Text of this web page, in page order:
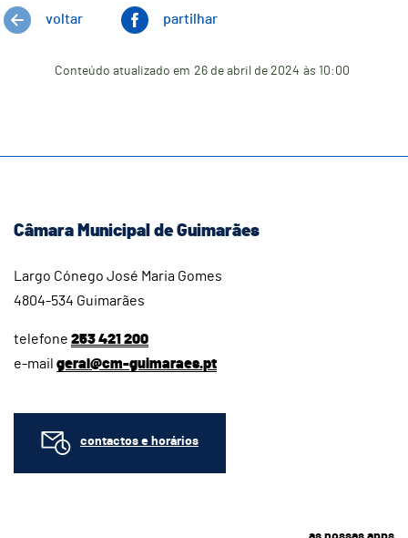
voltar partilhar
Conteúdo atualizado em 26 de abril de 2024 às 10:00
Câmara Municipal de Guimarães
Largo Cónego José Maria Gomes
4804-534 Guimarães
telefone 253 421 200
e-mail geral@cm-guimaraes.pt
contactos e horários